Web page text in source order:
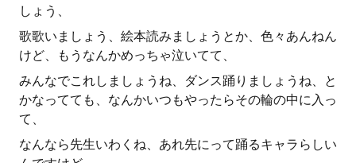
しょう、
歌歌いましょう、絵本読みましょうとか、色々あんねん
けど、もうなんかめっちゃ泣いてて、
みんなでこれしましょうね、ダンス踊りましょうね、と
かなってても、なんかいつもやったらその輪の中に入っ
て、
なんなら先生いわくね、あれ先にって踊るキャラらしい